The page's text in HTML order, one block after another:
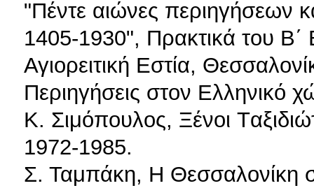
"Πέντε αιώνες περιηγήσεων
1405-1930", Πρακτικά του Β΄
Αγιορειτική Εστία,
Περιηγήσεις στον Ελληνικό
K. Σιμόπουλος, Ξένοι
1972-1985.
Σ. Ταμπάκη, Η Θεσσαλονίκη